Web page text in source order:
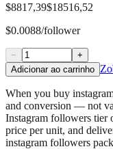
$8817,39$18516,52
$0.0088/follower
−
+
Adicionar ao carrinho
When you buy
and conversion — not
Instagram followers tier
price per unit, and
instagram followers